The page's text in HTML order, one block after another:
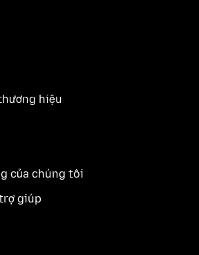
hiệu
của chúng tôi
giúp